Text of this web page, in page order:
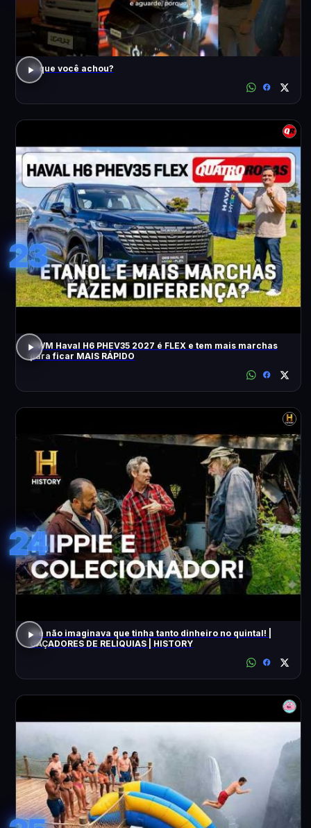
O que você achou?
23
GWM Haval H6 PHEV35 2027 é FLEX e tem mais marchas
para ficar MAIS RÁPIDO
24
Ele não imaginava que tinha tanto dinheiro no quintal! |
CAÇADORES DE RELÍQUIAS | HISTORY